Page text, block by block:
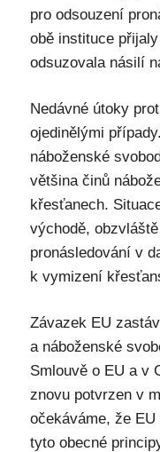
pro odsouzení
obě instituce
odsuzovala násilí
Nedávné útoky
ojedinělými
náboženské
většina činů
křesťanech.
východě,
pronásledování v
k vymizení
Závazek EU
a náboženské
Smlouvě o EU a v
znovu potvrzen v
očekáváme, že
tyto obecné